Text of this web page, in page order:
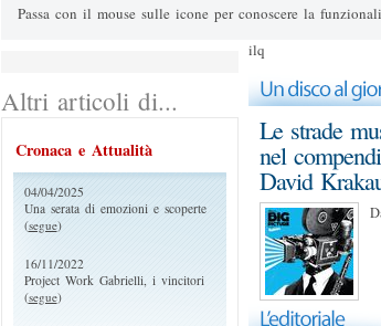
Passa con il mouse sulle icone per conoscere la
Altri articoli di...
Cronaca e Attualità
04/04/2025
Una serata di emozioni e scoperte
(segue)
16/11/2022
Project Work Gabrielli, i vincitori
(segue)
ilq
Le strade
nel
David